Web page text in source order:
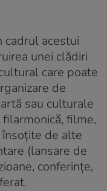
cadrul acestui
unei clădiri
care poate
de
sau culturale
filme,
de alte
(lansare de
conferințe,